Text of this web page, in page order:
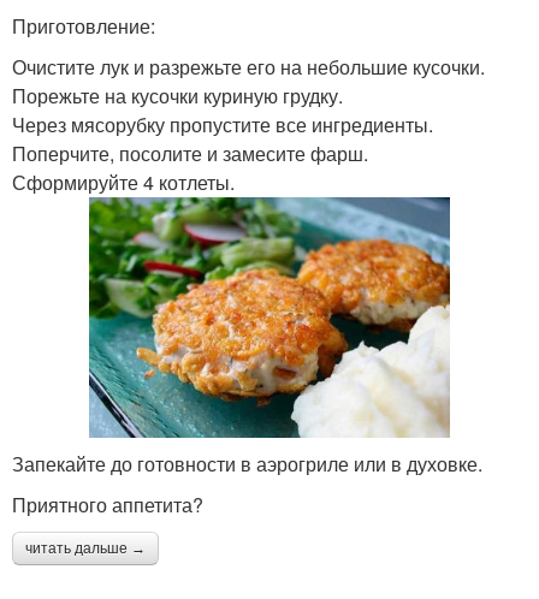
Приготовление:
Очистите лук и разрежьте его на небольшие кусочки.
Порежьте на кусочки куриную грудку.
Через мясорубку пропустите все ингредиенты.
Поперчите, посолите и замесите фарш.
Сформируйте 4 котлеты.
Запекайте до готовности в аэрогриле или в духовке.
Приятного аппетита?
читать дальше →